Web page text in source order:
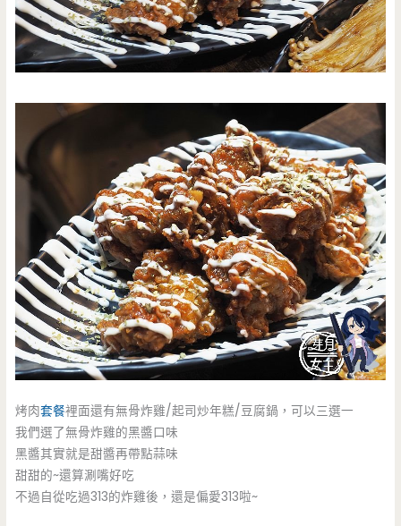
烤肉套餐裡面還有無骨炸雞/起司炒年糕/豆腐鍋，可以三選一
我們選了無骨炸雞的黑醬口味
黑醬其實就是甜醬再帶點蒜味
甜甜的~還算涮嘴好吃
不過自從吃過313的炸雞後，還是偏愛313啦~